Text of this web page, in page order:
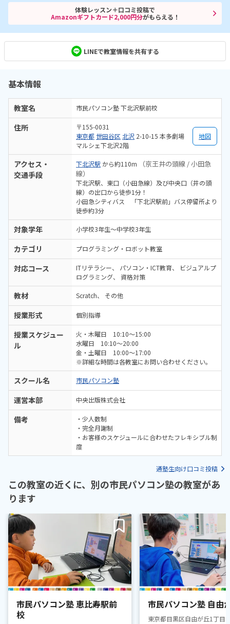
体験レッスン＋口コミ投稿で
Amazonギフトカード2,000円分がもらえる！
LINEで教室情報を共有する
基本情報
教室名 市民パソコン塾 下北沢駅前校
住所
〒155-0031
東京都 世田谷区 北沢 2-10-15 本多劇場
マルシェ下北沢2階
地図
アクセス・
交通手段
下北沢駅 から約110m
（京王井の頭線 / 小田急
線）
下北沢駅、東口（小田急線）及び中央口（井の頭
線）の出口から徒歩1分！
小田急シティバス 「下北沢駅前」バス停留所より
徒歩約3分
対象学年 小学校3年生～中学校3年生
カテゴリ プログラミング・ロボット教室
対応コース ITリテラシー パソコン・ICT教育
ビジュアルプ
ログラミング
資格対策
教材 Scratch その他
授業形式 個別指導
授業スケジュー
ル
火・木曜日 10:10～15:00
水曜日 10:10～20:00
金・土曜日 10:00～17:00
※詳細な時間は各教室にお問い合わせください。
スクール名 市民パソコン塾
運営本部 中央出版株式会社
備考
・少人数制
・完全月謝制
・お客様のスケジュールに合わせたフレキシブル制
度
通塾生向け口コミ投稿
この教室の近くに、別の市民パソコン塾の教室があ
ります
市民パソコン塾 恵比寿駅前
校
市民パソコン塾 自由
東京都目黒区自由が丘1丁目